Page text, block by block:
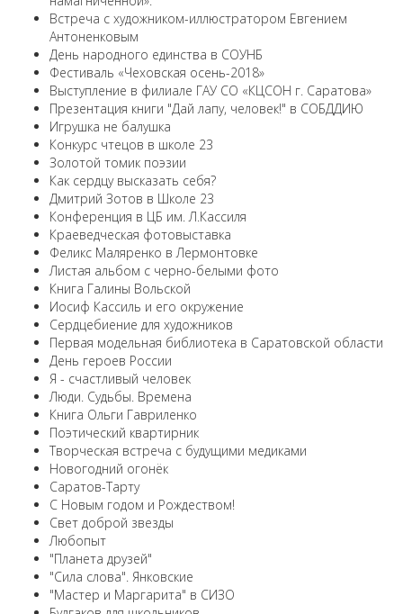
Встреча с художником-иллюстратором Евгением
Антоненковым
День народного единства в СОУНБ
Фестиваль «Чеховская осень-2018»
Выступление в филиале ГАУ СО «КЦСОН г. Саратова»
Презентация книги "Дай лапу, человек!" в СОБДДИЮ
Игрушка не балушка
Конкурс чтецов в школе 23
Золотой томик поэзии
Как сердцу высказать себя?
Дмитрий Зотов в Школе 23
Конференция в ЦБ им. Л.Кассиля
Краеведческая фотовыставка
Феликс Маляренко в Лермонтовке
Листая альбом с черно-белыми фото
Книга Галины Вольской
Иосиф Кассиль и его окружение
Сердцебиение для художников
Первая модельная библиотека в Саратовской области
День героев России
Я - счастливый человек
Люди. Судьбы. Времена
Книга Ольги Гавриленко
Поэтический квартирник
Творческая встреча с будущими медиками
Новогодний огонёк
Саратов-Тарту
С Новым годом и Рождеством!
Свет доброй звезды
Любопыт
"Планета друзей"
"Сила слова". Янковские
"Мастер и Маргарита" в СИЗО